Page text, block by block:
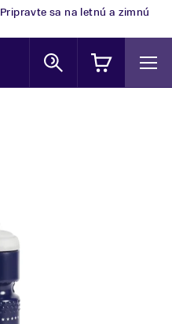
Pripravte sa na letnú a zimnú